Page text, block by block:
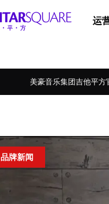
运
美豪音乐集团吉他平方
品牌新闻